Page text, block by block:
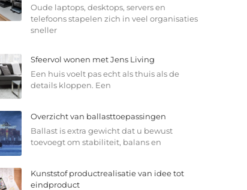
Oude laptops, desktops, servers en
telefoons stapelen zich in veel organisaties
sneller
Sfeervol wonen met Jens Living
Een huis voelt pas echt als thuis als de
details kloppen. Een
Overzicht van ballasttoepassingen
Ballast is extra gewicht dat u bewust
toevoegt om stabiliteit, balans en
Kunststof productrealisatie van idee tot
eindproduct